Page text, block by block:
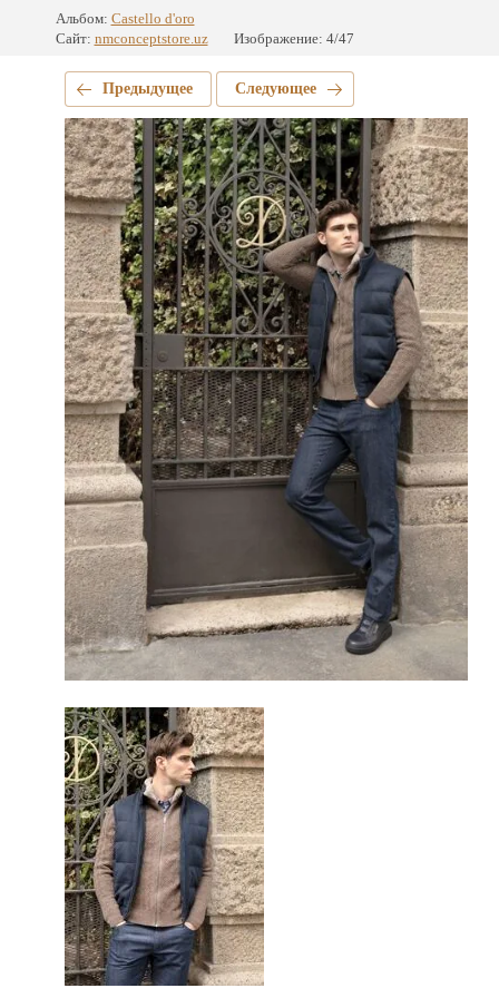
Альбом: Castello d'oro
Сайт: nmconceptstore.uz Изображение: 4/47
Предыдущее Следующее